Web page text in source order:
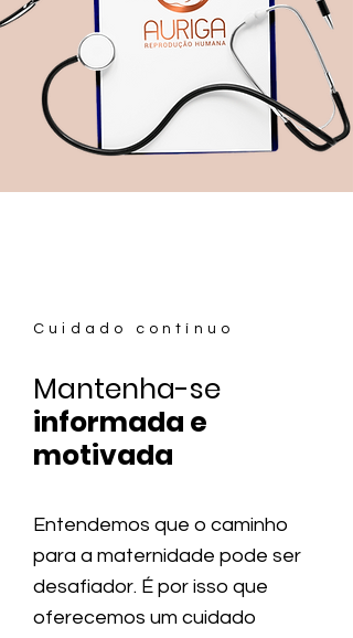
Cuidado contínuo
Mantenha-se
informada e
motivada
Entendemos que o caminho
para a maternidade pode ser
desafiador. É por isso que
oferecemos um cuidado